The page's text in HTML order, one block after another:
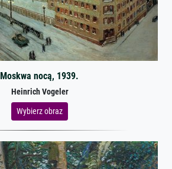
Moskwa nocą, 1939.
Heinrich Vogeler
Wybierz obraz